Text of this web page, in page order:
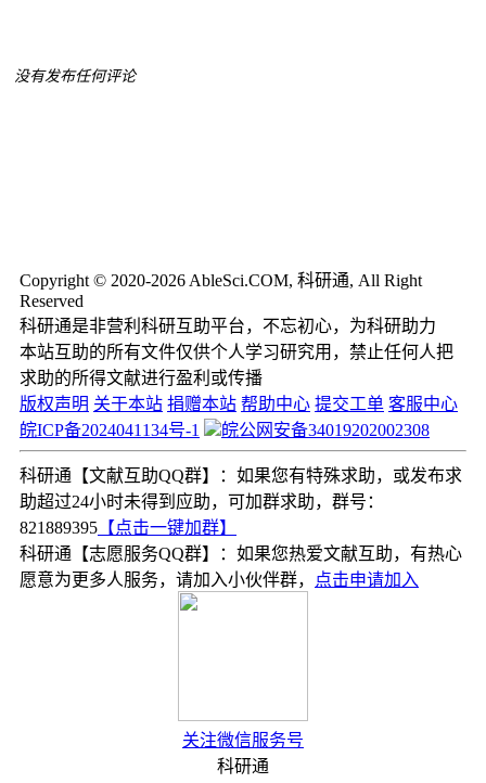
没有发布任何评论
Copyright © 2020-2026 AbleSci.COM, 科研通, All Right
Reserved
科研通是非营利科研互助平台，不忘初心，为科研助力
本站互助的所有文件仅供个人学习研究用，禁止任何人把
求助的所得文献进行盈利或传播
版权声明 关于本站 捐赠本站 帮助中心 提交工单 客服中心
皖ICP备2024041134号-1
皖公网安备34019202002308
科研通【文献互助QQ群】：如果您有特殊求助，或发布求
助超过24小时未得到应助，可加群求助，群号：
821889395 【点击一键加群】
科研通【志愿服务QQ群】：如果您热爱文献互助，有热心
愿意为更多人服务，请加入小伙伴群，
点击申请加入
关注微信服务号
科研通